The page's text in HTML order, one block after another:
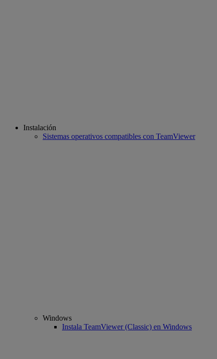
Instalación
Sistemas operativos compatibles con TeamViewer
Windows
Instala TeamViewer (Classic) en Windows